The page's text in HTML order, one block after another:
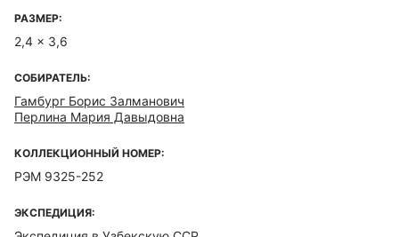
РАЗМЕР:
2,4 x 3,6
СОБИРАТЕЛЬ:
Гамбург Борис Залманович
Перлина Мария Давыдовна
КОЛЛЕКЦИОННЫЙ НОМЕР:
РЭМ 9325-252
ЭКСПЕДИЦИЯ: